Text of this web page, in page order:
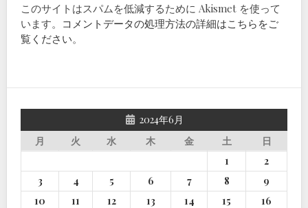
このサイトはスパムを低減するために Akismet を使って
います。 コメントデータの処理方法の詳細はこちらをご
覧ください。
2024年6月
月
火 水 木 金 土
日
1
2
3
4 5 6 7 8
9
10
11 12 13 14 15
16